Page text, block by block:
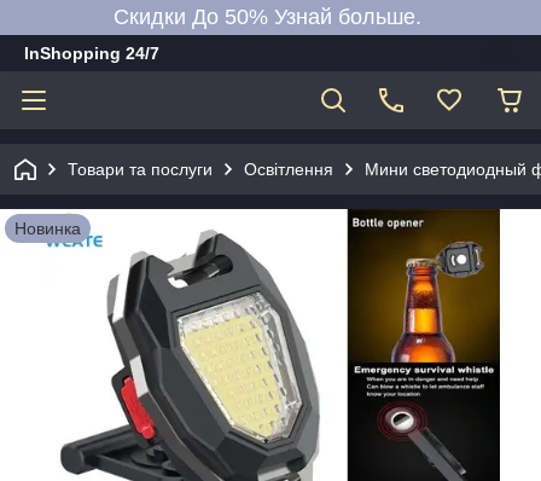
Скидки До 50% Узнай больше.
InShopping 24/7
Товари та послуги Освітлення Мини светодиодный
Новинка